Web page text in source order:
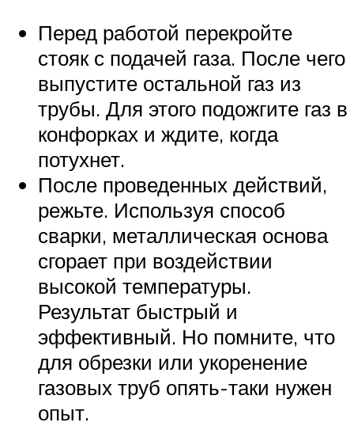
Перед работой перекройте
стояк с подачей газа. После чего
выпустите остальной газ из
трубы. Для этого подожгите газ в
конфорках и ждите, когда
потухнет.
После проведенных действий,
режьте. Используя способ
сварки, металлическая основа
сгорает при воздействии
высокой температуры.
Результат быстрый и
эффективный. Но помните, что
для обрезки или укоренение
газовых труб опять-таки нужен
опыт.